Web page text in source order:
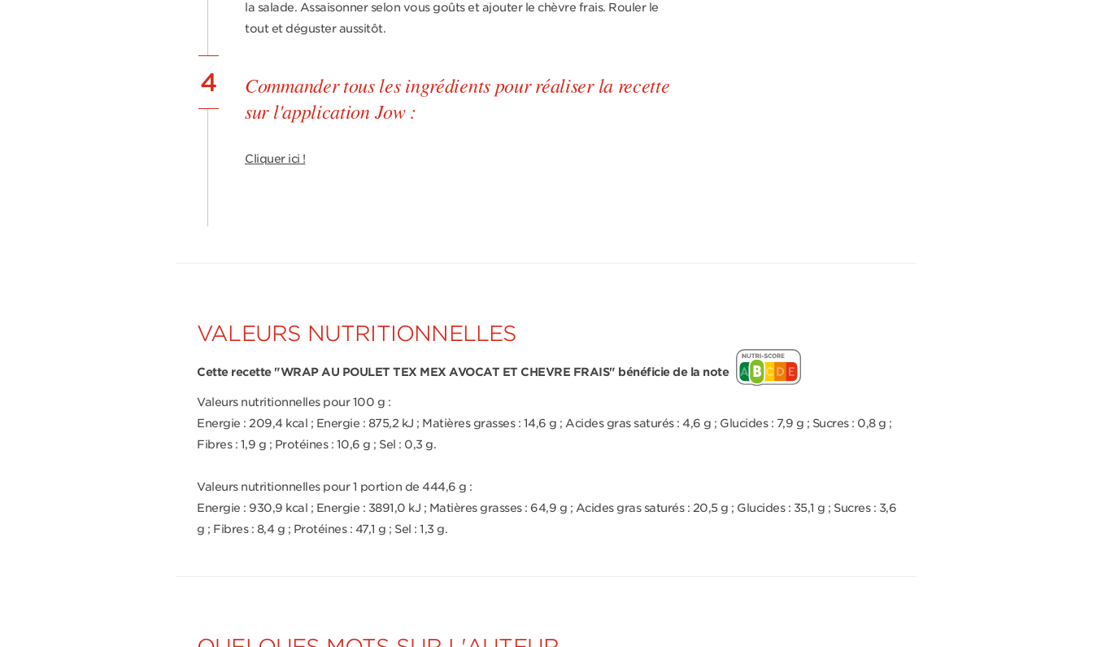
la salade. Assaisonner selon vous goûts et ajouter le chèvre frais. Rouler le
tout et déguster aussitôt.
4
Commander tous les ingrédients pour réaliser la recette
sur l'application Jow :
Cliquer ici !
VALEURS NUTRITIONNELLES
Cette recette "WRAP AU POULET TEX MEX AVOCAT ET CHEVRE FRAIS" bénéficie de la note
Valeurs nutritionnelles pour 100 g :
Energie : 209,4 kcal ; Energie : 875,2 kJ ; Matières grasses : 14,6 g ; Acides gras saturés : 4,6 g ; Glucides : 7,9 g ; Sucres : 0,8 g ;
Fibres : 1,9 g ; Protéines : 10,6 g ; Sel : 0,3 g.
Valeurs nutritionnelles pour 1 portion de 444,6 g :
Energie : 930,9 kcal ; Energie : 3891,0 kJ ; Matières grasses : 64,9 g ; Acides gras saturés : 20,5 g ; Glucides : 35,1 g ; Sucres : 3,6
g ; Fibres : 8,4 g ; Protéines : 47,1 g ; Sel : 1,3 g.